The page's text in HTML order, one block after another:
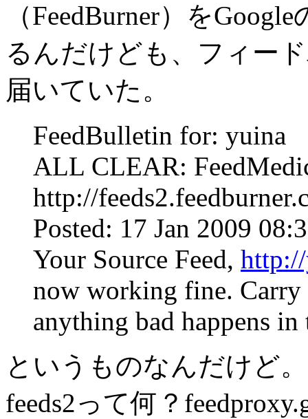
（FeedBurner）を
るんだけども、フィー
届いていた。
FeedBulletin for: yuina
ALL CLEAR:
http://
Posted: 17 Jan 2009
Your Source Feed,
now working fine.
anything bad happens in
というものなんだけど。
feeds2って何？